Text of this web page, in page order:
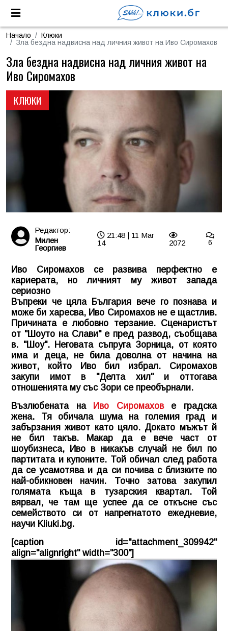
Начало
Клюки
Зла бездна надвисна над личния живот на Иво Сиромахов
КЛЮКИ
Зла бездна надвисна над личния живот на
Иво Сиромахов
Редактор:
Милен
Георгиев
21:48 | 11 Mar
14
2072 6
Иво Сиромахов се развива перфектно е
кариерата, но личният му живот запада
сериозно
Въпреки че цяла България вече го познава и
може би харесва, Иво Сиромахов не е щастлив.
Причината е любовно терзание. Сценаристът
от "Шоуто на Слави" е пред развод, съобщава
в. "Шоу". Неговата съпруга Зорница, от която
има и деца, не била доволна от начина на
живот, който Иво бил избрал. Сиромахов
закупи имот в "Делта хил" и оттогава
отношенията му със Зори се преобърнали.
Възлюбената на Иво Сиромахове градска
жена. Тя обичала шума на големия град и
забързания живот като цяло. Докато мъжът й
не бил такъв. Макар да е вече част от
шоубизнеса, Иво в никакъв случай не бил по
партитата и купоните. Той обичал след работа
да се усамотява и да си почива с близките по
най-обикновен начин. Точно затова закупил
голямата къща в тузарския квартал. Той
вярвал, че там ще успее да се откъсне със
семейството си от напрегнатото ежедневие,
научи Kliuki.bg.
[caption id="attachment_309942"
align="alignright" width="300"]